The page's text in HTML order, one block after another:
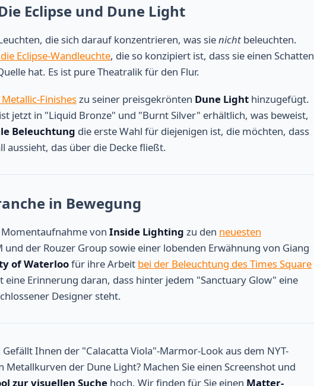
Eclipse und Dune Light
die sich darauf konzentrieren, was sienicht beleuchten.
Eclipse-Wandleuchte, die so konzipiert ist, dass sie einen Schatten
hat. Es ist pure Theatralik für den Flur.
Finisheszu seiner preisgekrönten Dune Light hinzugefügt.
jetzt in "Liquid Bronze" und "Burnt Silver" erhältlich, was beweist,
Beleuchtung die erste Wahl für diejenigen ist, die möchten, dass
aussieht, das über die Decke fließt.
in Bewegung
von Inside Lighting zu den neuesten
und der Rouzer Group sowie einer lobenden Erwähnung von Giang
of Waterloofür ihre Arbeit bei der Beleuchtung des Times Square
eine Erinnerung daran, dass hinter jedem "Sanctuary Glow" eine
Designer steht.
Gefällt Ihnen der "Calacatta Viola"-Marmor-Look aus dem NYT-
Metallkurven der Dune Light? Machen Sie einen Screenshot und
zur visuellen Suche hoch. Wir finden für Sie einen Matter-